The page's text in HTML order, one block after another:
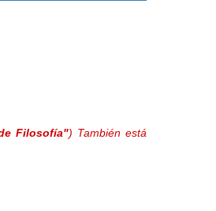
Filosofía") También está